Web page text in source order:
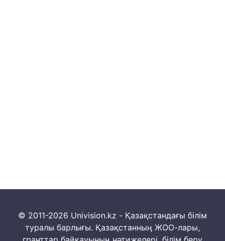
© 2011-2026 Univision.kz - Қазақстандағы білім
туралы барлығы. Қазақстанның ЖОО-лары,